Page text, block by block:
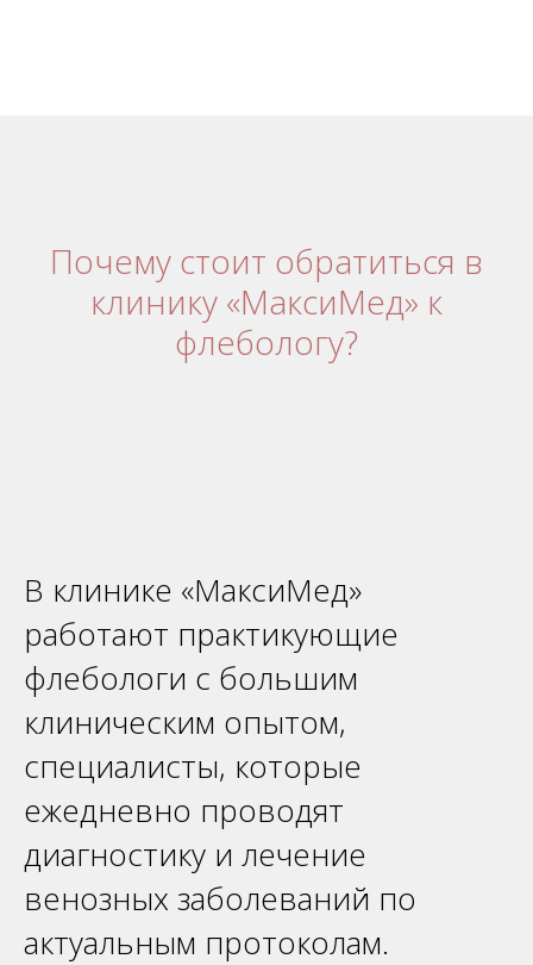
Почему стоит обратиться в
клинику «МаксиМед» к
флебологу?
В клинике «МаксиМед»
работают практикующие
флебологи с большим
клиническим опытом,
специалисты, которые
ежедневно проводят
диагностику и лечение
венозных заболеваний по
актуальным протоколам.